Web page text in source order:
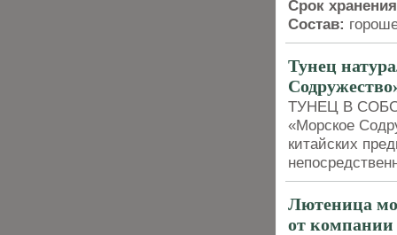
Срок
Состав:
Тунец
ТУНЕЦ В
«Морское
китайских
Лютеница
от